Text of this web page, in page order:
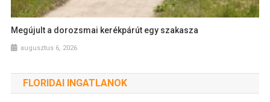
Megújult a dorozsmai kerékpárút egy szakasza
augusztus 6, 2026
FLORIDAI INGATLANOK